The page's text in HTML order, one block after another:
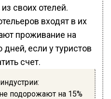
своих отелей.
входят в их
проживание на
если у туристов
счет.
подорожают на 15%